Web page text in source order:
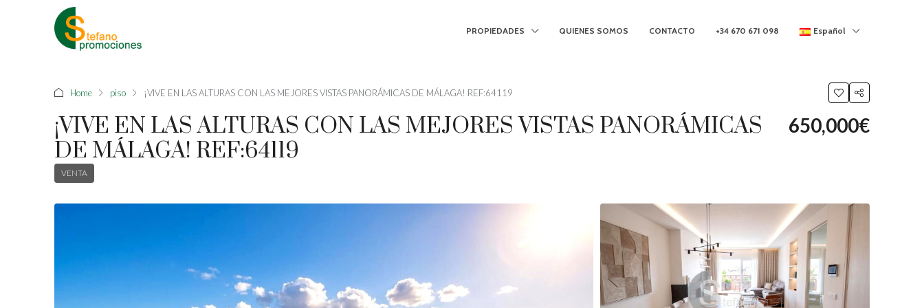
PROPIEDADES QUIENES SOMOS CONTACTO +34 670 671 098 Español
Home piso ¡VIVE EN LAS ALTURAS CON LAS MEJORES VISTAS PANORÁMICAS DE MÁLAGA! REF:64119
¡VIVE EN LAS ALTURAS CON LAS MEJORES VISTAS PANORÁMICAS
DE MÁLAGA! REF:64119
VENTA
650,000€